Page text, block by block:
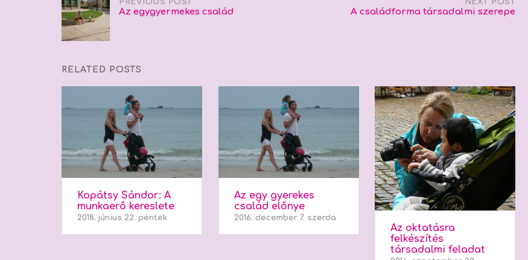
Post
navigation
Az egygyermekes család A családforma társadalmi szerepe
RELATED POSTS
Kopátsy Sándor: A
munkaerő kereslete
2018. június 22. péntek
Az egy gyerekes
család előnye
2016. december 7. szerda
Az oktatásra
felkészítés
társadalmi feladat